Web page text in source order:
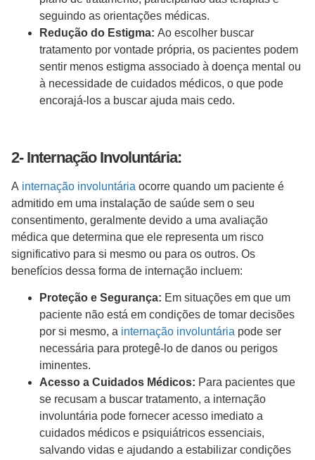
seguindo as orientações médicas.
Redução do Estigma: Ao escolher buscar
tratamento por vontade própria, os pacientes podem
sentir menos estigma associado à doença mental ou
à necessidade de cuidados médicos, o que pode
encorajá-los a buscar ajuda mais cedo.
2- Internação Involuntária:
A internação involuntária ocorre quando um paciente é
admitido em uma instalação de saúde sem o seu
consentimento, geralmente devido a uma avaliação
médica que determina que ele representa um risco
significativo para si mesmo ou para os outros. Os
benefícios dessa forma de internação incluem:
Proteção e Segurança: Em situações em que um
paciente não está em condições de tomar decisões
por si mesmo, a internação involuntária pode ser
necessária para protegê-lo de danos ou perigos
iminentes.
Acesso a Cuidados Médicos: Para pacientes que
se recusam a buscar tratamento, a internação
involuntária pode fornecer acesso imediato a
cuidados médicos e psiquiátricos essenciais,
salvando vidas e ajudando a estabilizar condições